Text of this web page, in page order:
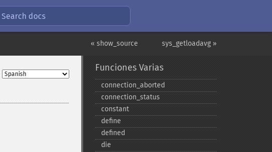
Search docs
sys_getloadavg »
« show_source
Funciones Varias
connection_​aborted
connection_​status
constant
define
defined
die